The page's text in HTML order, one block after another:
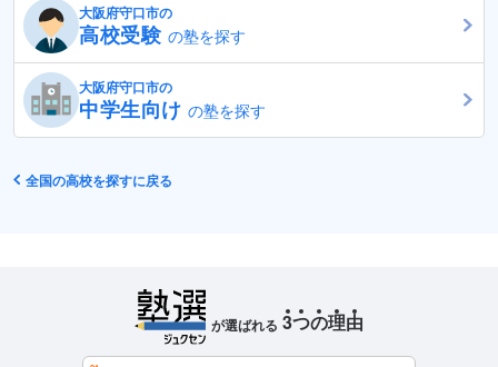
大阪府守口市の
高校受験 の塾を探す
大阪府守口市の
中学生向けの塾を探す
全国の高校を探すに戻る
が選ばれる 3つの理由